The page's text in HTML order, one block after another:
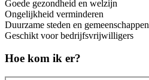
Goede gezondheid en welzijn
Ongelijkheid verminderen
Duurzame steden en gemeenschappen
Geschikt voor bedrijfsvrijwilligers
Hoe kom ik er?